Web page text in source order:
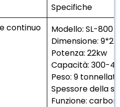
Specifiche
continuo
Modello: SL-800
Dimensione:
Potenza: 22kw
Capacità: 300-
Peso: 9
Spessore della
Funzione: